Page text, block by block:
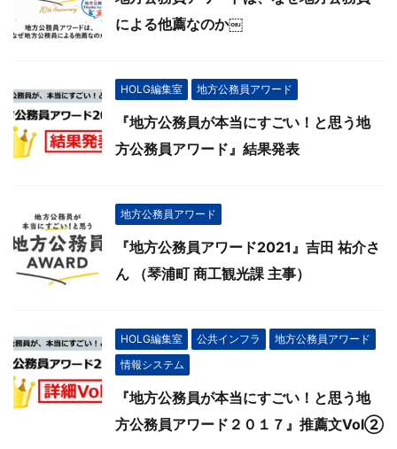
による他薦なのか￼
HOLG編集室 地方公務員アワード
『地方公務員が本当にすごい！と思う地
方公務員アワード』結果発表
地方公務員アワード
『地方公務員アワード2021』吉田 祐介さ
ん （琴浦町 商工観光課 主事）
HOLG編集室 公共インフラ
地方公務員アワード
情報システム
『地方公務員が本当にすごい！と思う地
方公務員アワード２０１７』推薦文Vol②